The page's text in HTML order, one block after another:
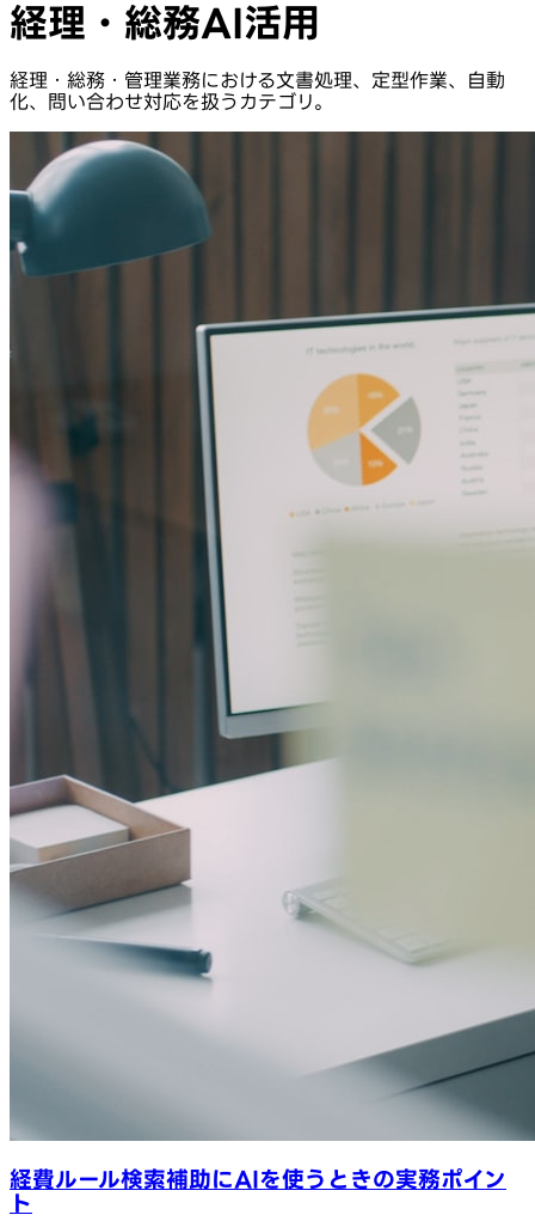
経理・総務AI活用
経理・総務・管理業務における文書処理、定型作業、自動
化、問い合わせ対応を扱うカテゴリ。
経費ルール検索補助にAIを使うときの実務ポイン
ト